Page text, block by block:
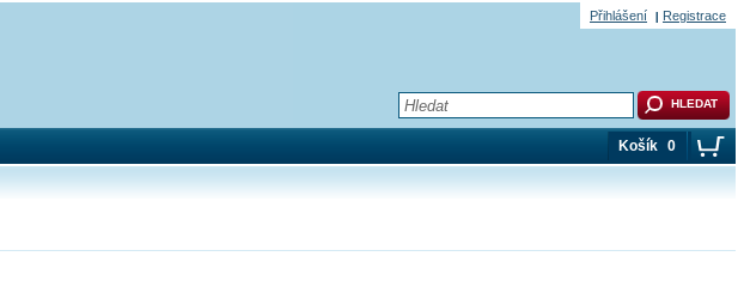
Košík 0
Přihlášení Registrace